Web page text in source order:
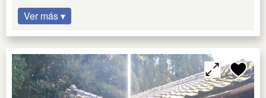
Ver más ▾